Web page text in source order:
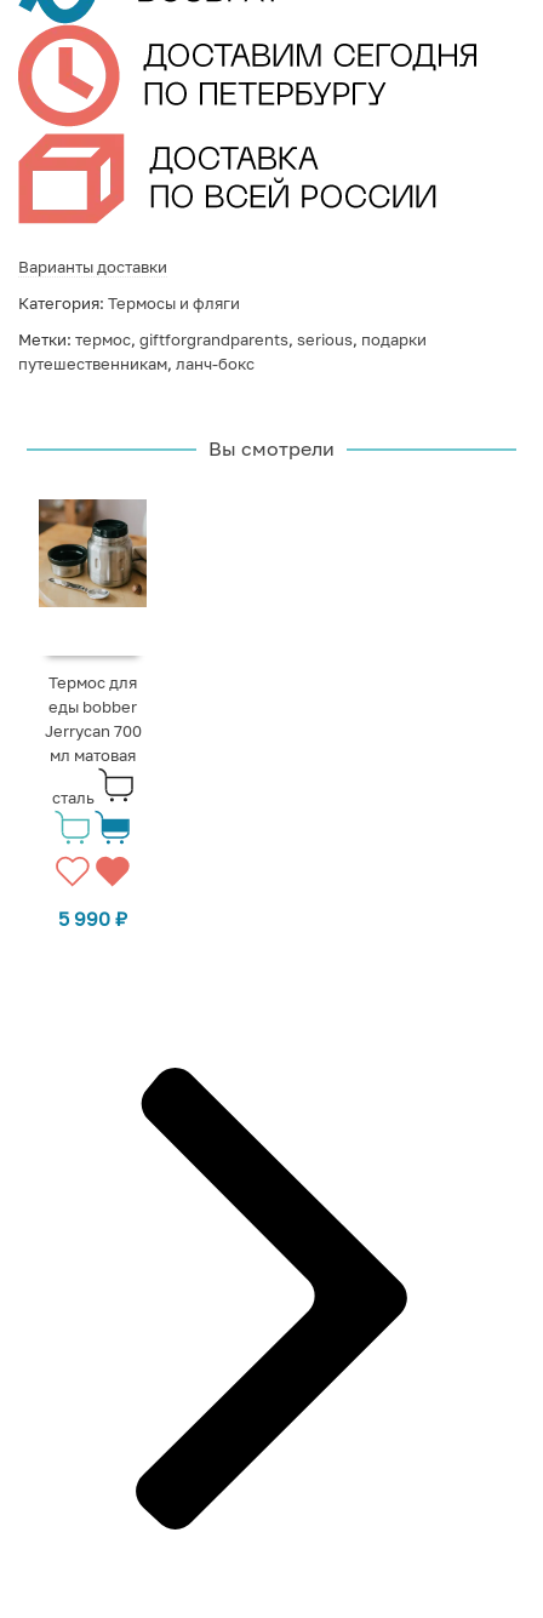
Варианты доставки
Категория: Термосы и фляги
Метки: термос, giftforgrandparents, serious, подарки
путешественникам, ланч-бокс
Вы смотрели
Термос для
еды bobber
Jerrycan 700
мл матовая
сталь
5 990₽